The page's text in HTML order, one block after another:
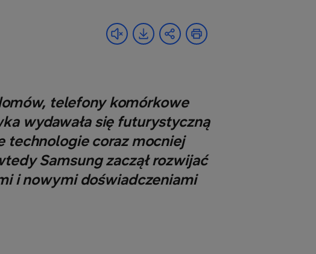
telefony komórkowe
wydawała się futurystyczną
technologie coraz mocniej
Samsung zaczął rozwijać
i nowymi doświadczeniami